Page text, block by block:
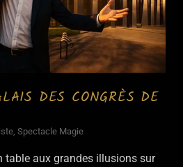
DES CONGRÈS DE
, Spectacle Magie
table aux grandes illusions sur